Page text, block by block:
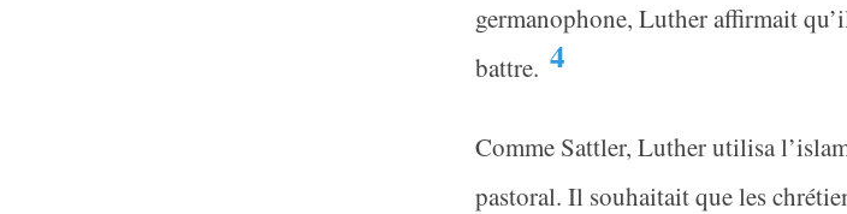
germanophone, Luther affirmait
battre. 4
Comme Sattler, Luther utilisa
pastoral. Il souhaitait que les